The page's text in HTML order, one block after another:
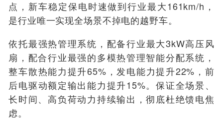
点，新车稳定保电时速做到行业最大161km/h，
是行业唯一实现全场景不掉电的越野车。
依托最强热管理系统，配备行业最大3kW高压风
扇，配合行业最强的多模热管理智能分配系统，
整车散热能力提升65%，发电能力提升22%，前
后电驱动额定输出能力提升15%。保证全场景、
长时间、高负荷动力持续输出，彻底杜绝馈电焦
虑。